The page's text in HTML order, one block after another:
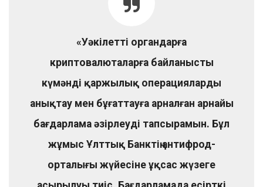
«Уәкілетті органдарға
криптовалюталарға байланысты
күмәнді қаржылық операцияларды
анықтау мен бұғаттауға арналған арнайы
бағдарлама әзірлеуді тапсырамын. Бұл
жұмыс Ұлттық Банктің антифрод-
орталығы жүйесіне ұқсас жүзеге